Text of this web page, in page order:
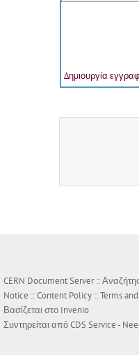
Δημιουργία
CERN Document Server ::
Notice ::Content Policy ::Terms
Βασίζεται στο Invenio
Συντηρείται απόCDS Service-